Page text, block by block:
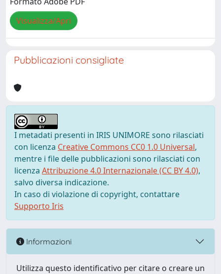
Visualizza/Apri
Pubblicazioni consigliate
I metadati presenti in IRIS UNIMORE sono rilasciati
con licenza Creative Commons CC0 1.0 Universal,
mentre i file delle pubblicazioni sono rilasciati con
licenza Attribuzione 4.0 Internazionale (CC BY 4.0),
salvo diversa indicazione.
In caso di violazione di copyright, contattare
Supporto Iris
Informazioni
Utilizza questo identificativo per citare o creare un